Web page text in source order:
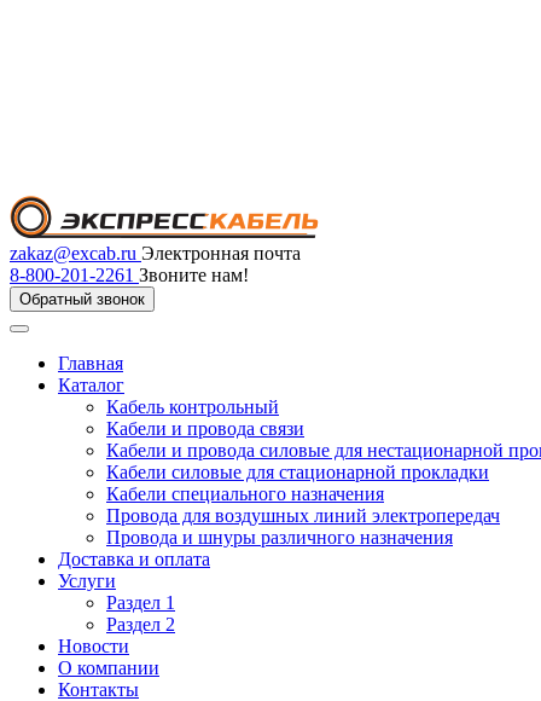
zakaz@excab.ru Электронная почта
8-800-201-2261 Звоните нам!
Обратный звонок
Главная
Каталог
Кабель контрольный
Кабели и провода связи
Кабели и провода силовые для нестационарной
Кабели силовые для стационарной прокладки
Кабели специального назначения
Провода для воздушных линий электропередач
Провода и шнуры различного назначения
Доставка и оплата
Услуги
Раздел 1
Раздел 2
Новости
О компании
Контакты